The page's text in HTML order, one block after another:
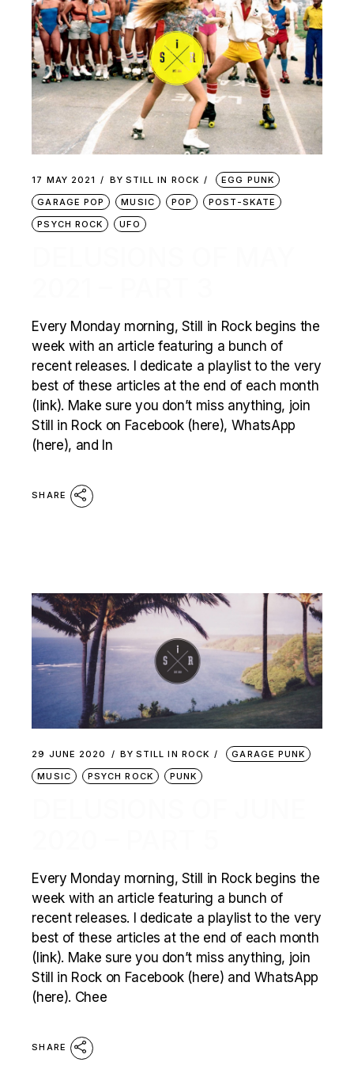
17 MAY 2021 BY STILL IN ROCK
EGG PUNK
GARAGE POP
MUSIC POP
POST-SKATE
PSYCH ROCK
UFO
Every Monday morning, Still in Rock begins the
week with an article featuring a bunch of
recent releases. I dedicate a playlist to the very
best of these articles at the end of each month
(link). Make sure you don’t miss anything, join
Still in Rock on Facebook (here), WhatsApp
(here), and In
SHARE
29 JUNE 2020 BY STILL IN ROCK
GARAGE PUNK
MUSIC
PSYCH ROCK PUNK
Every Monday morning, Still in Rock begins the
week with an article featuring a bunch of
recent releases. I dedicate a playlist to the very
best of these articles at the end of each month
(link). Make sure you don’t miss anything, join
Still in Rock on Facebook (here) and WhatsApp
(here). Chee
SHARE